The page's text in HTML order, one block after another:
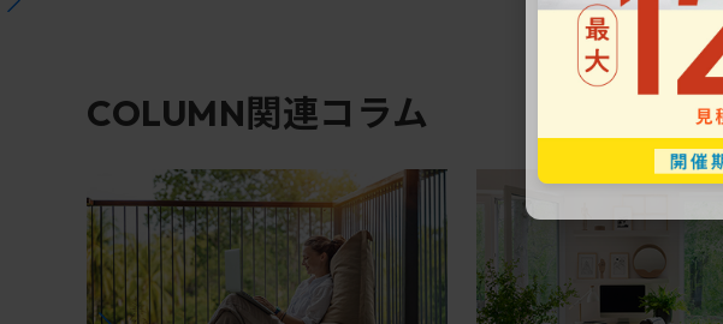
COLUMN関連コラム